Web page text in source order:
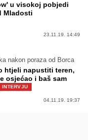
u visokoj pobjedi
Mladosti
23.11.19. 14:49
nakon poraza od Borca
htjeli napustiti teren,
osjećao i baš sam
INTERVJU
04.11.19. 19:37